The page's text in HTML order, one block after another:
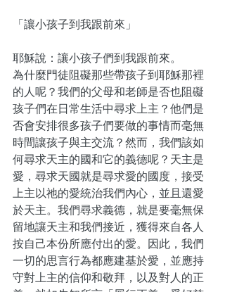
「讓小孩子到我跟前來」
耶穌說：讓小孩子們到我跟前來。
為什麼門徒阻礙那些帶孩子到耶穌那裡
的人呢？我們的父母和老師是否也阻礙
孩子們在日常生活中尋求上主？他們是
否會安排很多孩子們要做的事情而毫無
時間讓孩子與主交流？然而，我們該如
何尋求天主的國和它的義德呢？天主是
愛，尋求天國就是尋求愛的國度，接受
上主以祂的愛統治我們內心，並且還愛
於天主。我們尋求義德，就是要毫無保
留地讓天主和我們接近，獲得來自各人
按自己本份所應付出的愛。因此，我們
一切的思言行為都應建基於愛，並應持
守對上主的信仰和敬拜，以及對人的正